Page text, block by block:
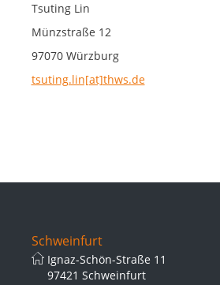
Tsuting Lin
Münzstraße 12
97070 Würzburg
tsuting.lin[at]thws.de
Schweinfurt
Ignaz-Schön-Straße 11
97421 Schweinfurt